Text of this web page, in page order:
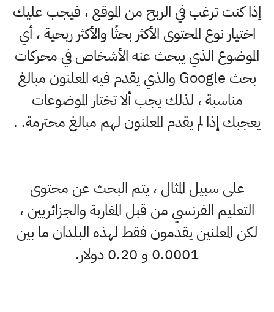
إذا كنت ترغب في الربح من الموقع ، فيجب عليك
اختيار نوع المحتوى الأكثر بحثًا والأكثر ربحية ، أي
الموضوع الذي يبحث عنه الأشخاص في محركات
بحث Google والذي يقدم فيه المعلنون مبالغ
مناسبة ، لذلك يجب ألا تختار الموضوعات
يعجبك إذا لم يقدم المعلنون لهم مبالغ محترمة. .
على سبيل المثال ، يتم البحث عن محتوى
التعليم الفرنسي من قبل المغاربة والجزائريين ،
لكن المعلنين يقدمون فقط لهذه البلدان ما بين
0.0001 و 0.20 دولار.